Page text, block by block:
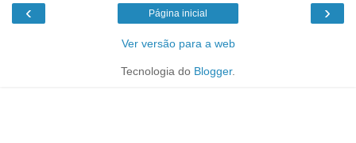
‹ ›
Página inicial
Ver versão para a web
Tecnologia do Blogger.